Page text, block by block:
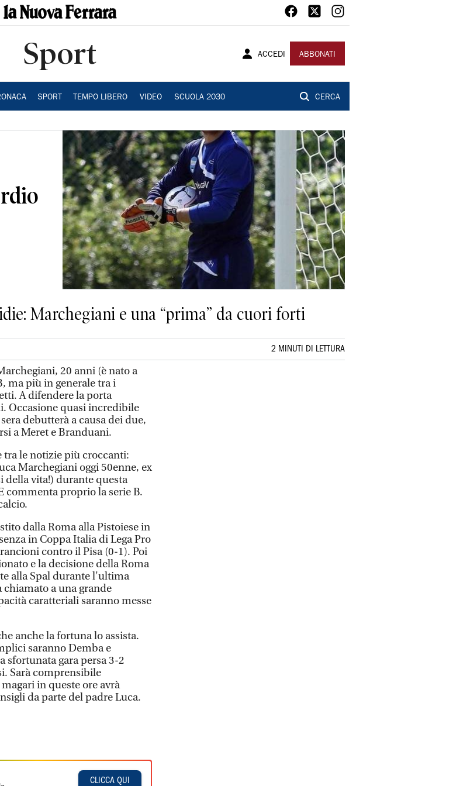
Sport ACCEDI ABBONATI
SPORT TEMPO LIBERO VIDEO SCUOLA 2030 CERCA
Marchegiani e una “prima” da cuori forti
2 MINUTI DI LETTURA
20 anni (è nato a
ma più in generale tra i
A difendere la porta
Occasione quasi incredibile
debutterà a causa dei due,
a Meret e Branduani.
tra le notizie più croccanti:
Marchegiani oggi 50enne, ex
della vita!) durante questa
commenta proprio la serie B.
dalla Roma alla Pistoiese in
in Coppa Italia di Lega Pro
contro il Pisa (0-1). Poi
e la decisione della Roma
alla Spal durante l'ultima
chiamato a una grande
caratteriali saranno messe
anche la fortuna lo assista.
saranno Demba e
gara persa 3-2
Sarà comprensibile
in queste ore avrà
da parte del padre Luca.
CLICCA QUI